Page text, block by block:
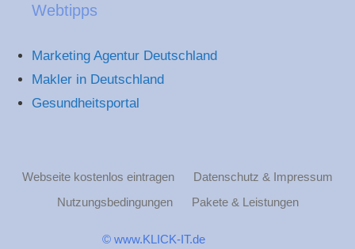
Webtipps
Marketing Agentur Deutschland
Makler in Deutschland
Gesundheitsportal
Webseite kostenlos eintragen
Datenschutz & Impressum
Nutzungsbedingungen
Pakete & Leistungen
© www.KLICK-IT.de